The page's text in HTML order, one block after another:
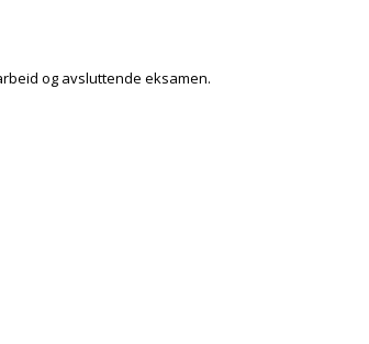
og avsluttende eksamen.